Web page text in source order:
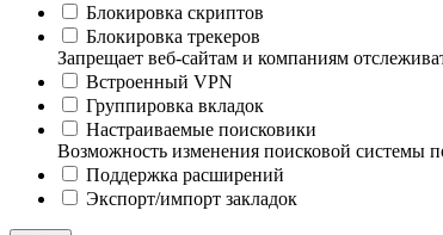
Блокировка скриптов
Блокировка трекеров
Запрещает веб-сайтам и компаниям
Встроенный VPN
Группировка вкладок
Настраиваемые поисковики
Возможность изменения поисковой системы
Поддержка расширений
Экспорт/импорт закладок